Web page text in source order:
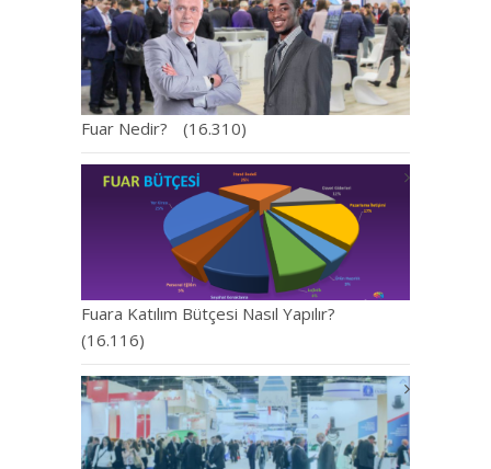
Fuar Nedir? (16.310)
Fuara Katılım Bütçesi Nasıl Yapılır?
(16.116)